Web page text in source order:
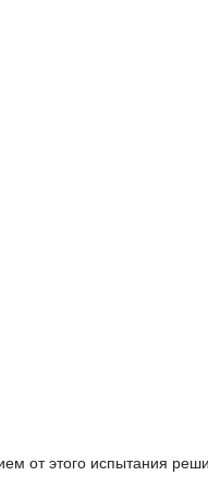
от этого испытания